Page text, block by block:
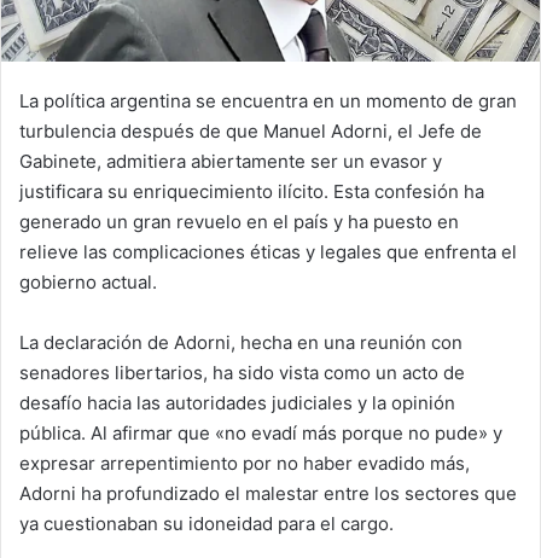
La política argentina se encuentra en un momento de gran
turbulencia después de que Manuel Adorni, el Jefe de
Gabinete, admitiera abiertamente ser un evasor y
justificara su enriquecimiento ilícito. Esta confesión ha
generado un gran revuelo en el país y ha puesto en
relieve las complicaciones éticas y legales que enfrenta el
gobierno actual.
La declaración de Adorni, hecha en una reunión con
senadores libertarios, ha sido vista como un acto de
desafío hacia las autoridades judiciales y la opinión
pública. Al afirmar que «no evadí más porque no pude» y
expresar arrepentimiento por no haber evadido más,
Adorni ha profundizado el malestar entre los sectores que
ya cuestionaban su idoneidad para el cargo.